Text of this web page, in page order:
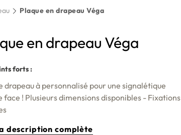
Plaque en drapeau Véga
en drapeau Véga
forts :
drapeau à personnalisé pour une signalétique
face ! Plusieurs dimensions disponibles - Fixations
description complète